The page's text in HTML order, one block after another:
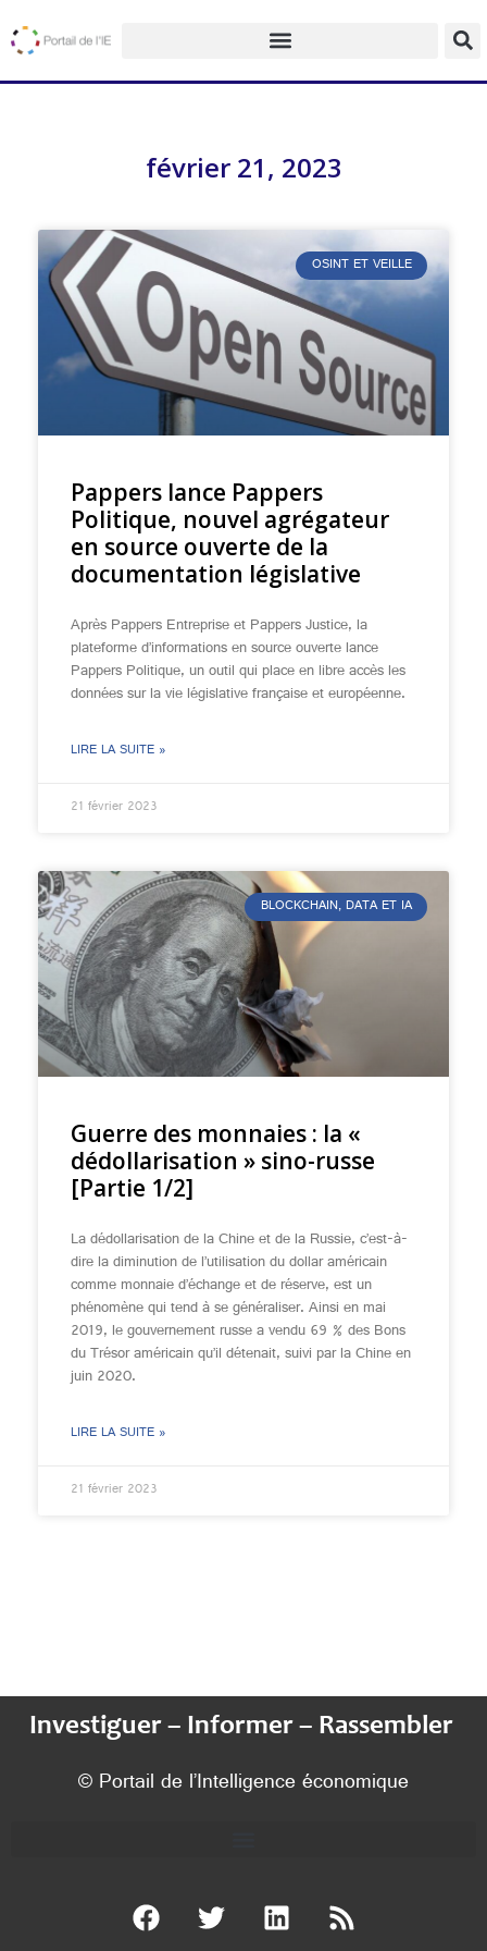
février 21, 2023
OSINT ET VEILLE
Pappers lance Pappers
Politique, nouvel agrégateur
en source ouverte de la
documentation législative
Après Pappers Entreprise et Pappers Justice, la
plateforme d’informations en source ouverte lance
Pappers Politique, un outil qui place en libre accès les
données sur la vie législative française et européenne.
LIRE LA SUITE »
21 février 2023
BLOCKCHAIN, DATA ET IA
Guerre des monnaies : la «
dédollarisation » sino-russe
[Partie 1/2]
La dédollarisation de la Chine et de la Russie, c’est-à-
dire la diminution de l’utilisation du dollar américain
comme monnaie d’échange et de réserve, est un
phénomène qui tend à se généraliser. Ainsi en mai
2019, le gouvernement russe a vendu 69 % des Bons
du Trésor américain qu’il détenait, suivi par la Chine en
juin 2020.
LIRE LA SUITE »
21 février 2023
Investiguer – Informer – Rassembler
© Portail de l’Intelligence économique